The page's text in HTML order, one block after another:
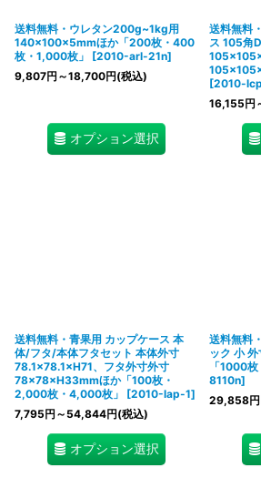
送料無料・ウレタン200g~1kg用
140×100×5mmほか「200枚・400
枚・1,000枚」
[2010-arl-21n]
9,807円 ～18,700円(税込)
オプション選択
送料無料
ス 105角
[2010-
16,155円
送料無料・青果用 カップケース 本
体/フタ/本体フタセット 本体外寸
78.1×78.1×H71、フタ外寸外寸
78×78×H33mmほか「100枚・
2,000枚・4,000枚」
[2010-lap-1]
7,795円 ～54,844円(税込)
オプション選択
送料無料
ック 小
「1000
8110n]
29,858円